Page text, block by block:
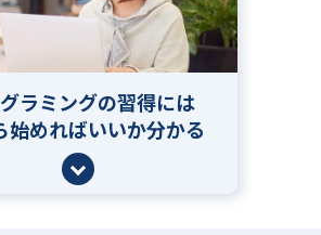
ラミングの習得には
始めればいいか分かる